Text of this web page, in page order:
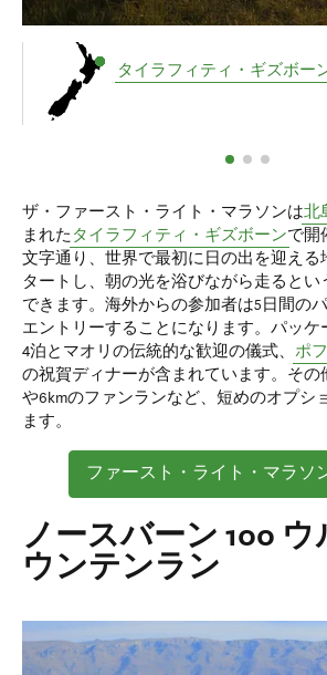
タイラフィティ・ギズボー
ザ・ファースト・ライト・マラソンは北
まれた タイラフィティ・ギズボーンで開
文字通り、世界で最初に日の出を迎える
タートし、朝の光を浴びながら走ると
できます。海外からの参加者は5日間の
エントリーすることになります。パッ
4泊とマオリの伝統的な歓迎の儀式、 ポ
の祝賀ディナーが含まれています。その
や6kmのファンランなど、短めのオプシ
ます。
ファースト・ライト・マラソ
ノースバーン 100
ウンテンラン